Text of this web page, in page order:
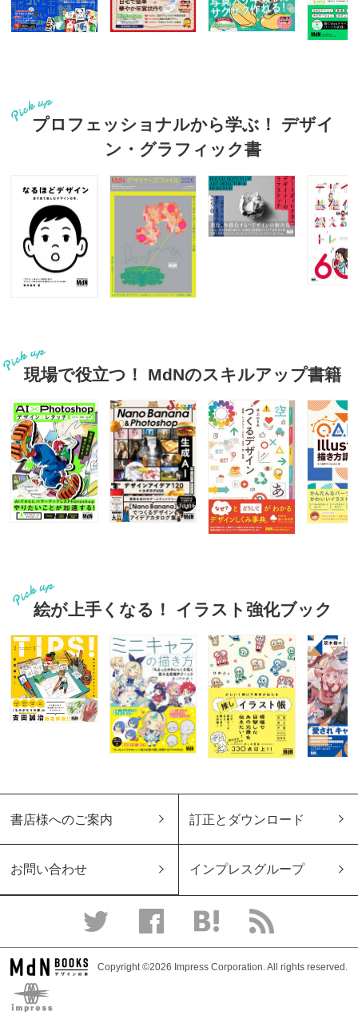
プロフェッショナルから学ぶ！ デザイ
ン・グラフィック書
現場で役立つ！ MdNのスキルアップ書籍
絵が上手くなる！ イラスト強化ブック
書店様へのご案内 訂正とダウンロード
お問い合わせ インプレスグループ
Copyright ©2026 Impress Corporation. All rights reserved.